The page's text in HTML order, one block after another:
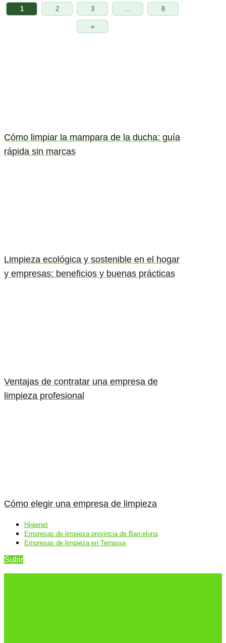
1 2 3 … 8
»
Cómo limpiar la mampara de la ducha: guía
rápida sin marcas
Limpieza ecológica y sostenible en el hogar
y empresas: beneficios y buenas prácticas
Ventajas de contratar una empresa de
limpieza profesional
Cómo elegir una empresa de limpieza
Higienet
Empresas de limpieza provincia de Barcelona
Empresas de limpieza en Terrassa
Subir